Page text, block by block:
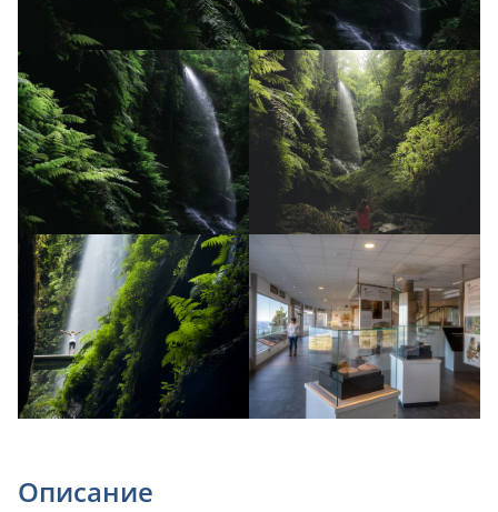
Описание